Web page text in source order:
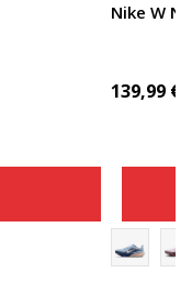
Nike W
139,99 €